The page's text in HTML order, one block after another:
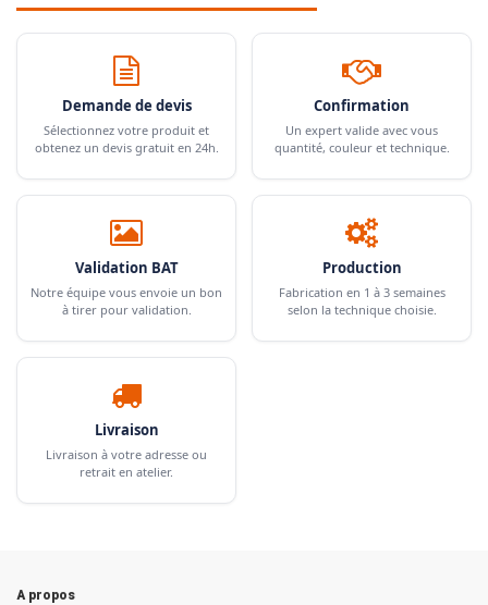
Demande de devis
Sélectionnez votre produit et
obtenez un devis gratuit en 24h.
Confirmation
Un expert valide avec vous
quantité, couleur et technique.
Validation BAT
Notre équipe vous envoie un bon
à tirer pour validation.
Production
Fabrication en 1 à 3 semaines
selon la technique choisie.
Livraison
Livraison à votre adresse ou
retrait en atelier.
A propos